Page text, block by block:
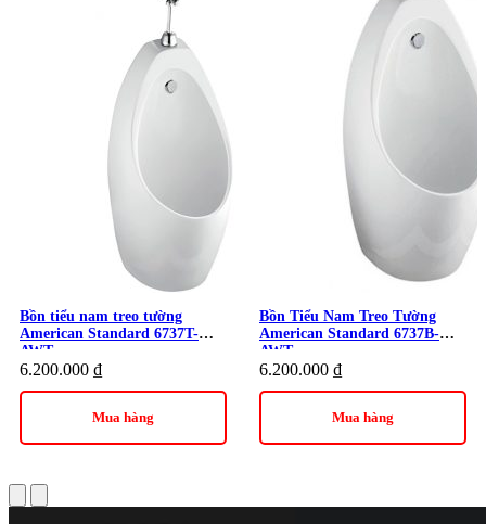
sản phẩm chất lượng cao, mang lại sự tiện nghi và sang trọng
cho không gian vệ sinh. Hãy liên hệ ngay với
Kim Quốc
để sở hữu sản phẩm chính hãng với mức giá ưu đãi nhất!
Thiết Bị Vệ Sinh Bồn Tiểu Nam Nữ
Nam AMERICAN STANDARD
Thiết bị vệ sinh American Standard
Bồn tiểu nam treo tường
American Standard 6737T-
AWT
6.200.000 ₫
Mua hàng
Bồn Tiểu Nam Treo Tường
American Standard 6737B-
AWT
6.200.000 ₫
Mua hàng